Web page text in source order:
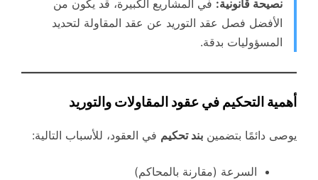
نصيحة قانونية: في المشاريع الكبيرة، قد يكون من
الأفضل فصل عقد التوريد عن عقد المقاولة لتحديد
المسؤوليات بدقة.
أهمية التحكيم في عقود المقاولات والتوريد
يوصى دائمًا بتضمين بند تحكيم في العقود، للأسباب التالية:
السرعة (مقارنة بالمحاكم)